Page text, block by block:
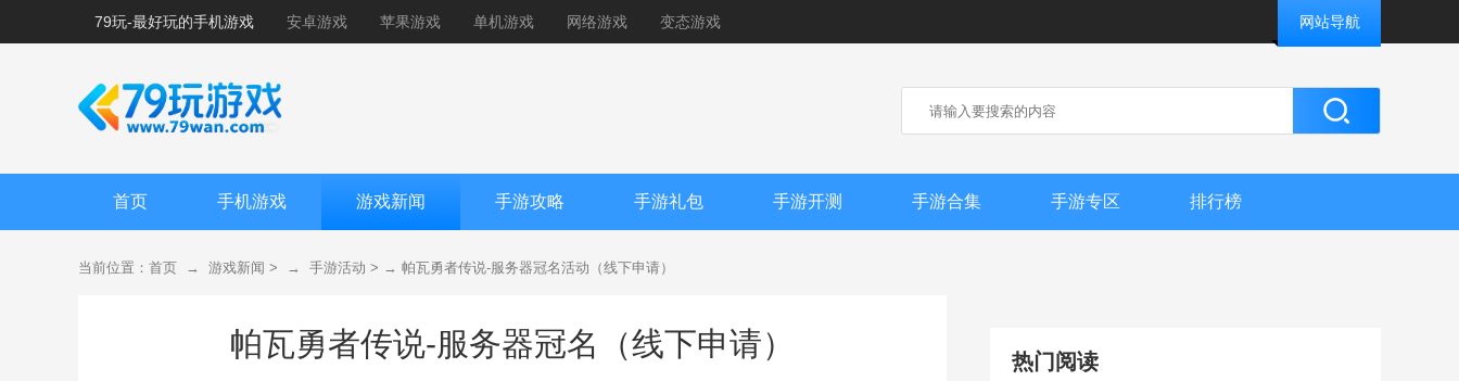
79玩-最好玩的手机游戏 安卓游戏 苹果游戏 单机游戏 网络游戏 变态游戏 网站导航
首页 手机游戏 游戏新闻 手游攻略 手游礼包 手游开测 手游合集 手游专区 排行榜
当前位置： 首页 → 游戏新闻 > → 手游活动 > → 帕瓦勇者传说-服务器冠名活动（线下申请）
帕瓦勇者传说-服务器冠名（线下申请） 热门阅读